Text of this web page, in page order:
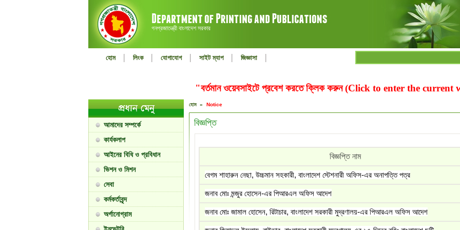
গনপ্রজাতন্ত্রী বাংলাদেশ সরকার
হোম | লিংক | যোগাযোগ | সাইট ম্যাপ | জিজ্ঞাসা |
"বর্তমান ওয়েবসাইটে প্রবেশ করতে ক্লিক করুন (Click to enter the current
আমাদের সম্পর্কে
কার্যকলাপ
আইনের বিধি ও প্রবিধান
ভিশন ও মিশন
সেবা
কর্মকর্তাবৃন্দ
অর্গানোগ্রাম
হোম » Notice
বিজ্ঞপ্তি
বিজ্ঞপ্তি নাম
বেগম শাহারুন নেছা, উচ্চমান সহকারী, বাংলাদেশ স্টেশনারী অফিস-এর অনাপত্তি পত্র
জনাব মোঃ মন্জুর হোসেন-এর পিআরএল অফিস আদেশ
জনাব মোঃ জামাল হোসেন, রিটাচার, বাংলাদেশ সরকারী মুদ্রণালয়-এর পিআরএল অফিস আদেশ